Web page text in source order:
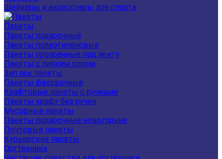
Шейкеры и аксессуары для спорта
Пакеты
Пакеты подарочные
Пакеты полиэтиленовые
Пакеты прозрачные под ленту
Пакеты с липким слоем
Зип лок пакеты
Пакеты фасовочные
Крафтовые пакеты с ручками
Пакеты крафт без ручек
Мусорные пакеты
Пакеты подарочные новогодние
Почтовые пакеты
Курьерские пакеты
Оргтехника